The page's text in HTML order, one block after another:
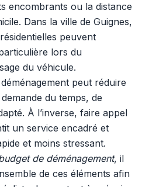
encombrants ou la distance
Dans la ville de Guignes,
peuvent
lors du
du véhicule.
peut réduire
du temps, de
À l’inverse, faire appel
un service encadré et
et moins stressant.
de déménagement, il
de ces éléments afin